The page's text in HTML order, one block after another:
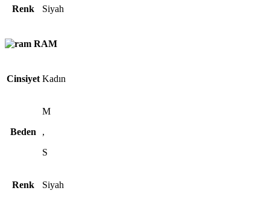
Renk Siyah
RAM
Cinsiyet Kadın
Beden
M
,
S
Renk Siyah